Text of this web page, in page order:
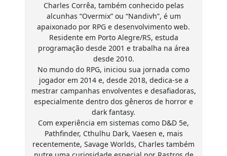
Charles Corrêa, também conhecido pelas
alcunhas “Overmix” ou “Nandivh”, é um
apaixonado por RPG e desenvolvimento web.
Residente em Porto Alegre/RS, estuda
programação desde 2001 e trabalha na área
desde 2010.
No mundo do RPG, iniciou sua jornada como
jogador em 2014 e, desde 2018, dedica-se a
mestrar campanhas envolventes e desafiadoras,
especialmente dentro dos gêneros de horror e
dark fantasy.
Com experiência em sistemas como D&D 5e,
Pathfinder, Cthulhu Dark, Vaesen e, mais
recentemente, Savage Worlds, Charles também